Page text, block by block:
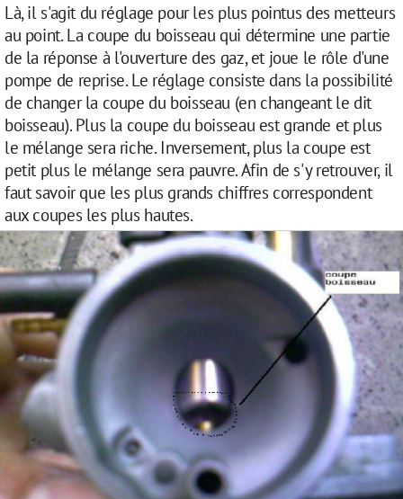
Là, il s'agit du réglage pour les plus pointus des metteurs
au point. La coupe du boisseau qui détermine une partie
de la réponse à l'ouverture des gaz, et joue le rôle d'une
pompe de reprise. Le réglage consiste dans la possibilité
de changer la coupe du boisseau (en changeant le dit
boisseau). Plus la coupe du boisseau est grande et plus
le mélange sera riche. Inversement, plus la coupe est
petit plus le mélange sera pauvre. Afin de s'y retrouver, il
faut savoir que les plus grands chiffres correspondent
aux coupes les plus hautes.